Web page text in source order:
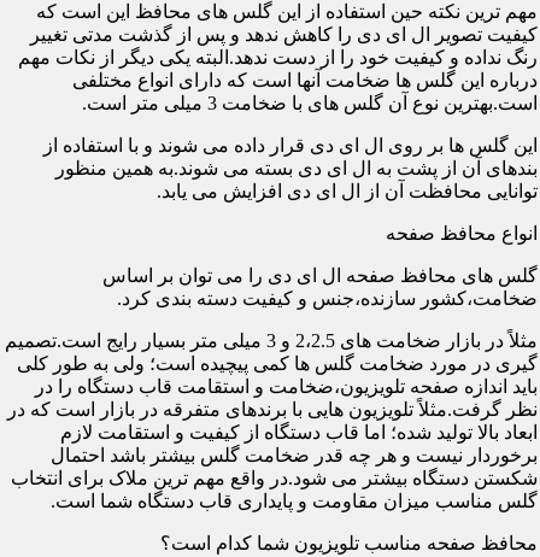
مهم ترین نکته حین استفاده از این گلس های محافظ این است که
کیفیت تصویر ال ای دی را کاهش ندهد و پس از گذشت مدتی تغییر
رنگ نداده و کیفیت خود را از دست ندهد.البته یکی دیگر از نکات مهم
درباره این گلس ها ضخامت آنها است که دارای انواع مختلفی
است.بهترین نوع آن گلس های با ضخامت 3 میلی متر است.
این گلس ها بر روی ال ای دی قرار داده می شوند و با استفاده از
بندهای آن از پشت به ال ای دی بسته می شوند.به همین منظور
توانایی محافظت آن از ال ای دی افزایش می یابد.
انواع محافظ صفحه
گلس های محافظ صفحه ال ای دی را می توان بر اساس
ضخامت،کشور سازنده،جنس و کیفیت دسته بندی کرد.
مثلاً در بازار ضخامت های 2،2.5 و 3 میلی متر بسیار رایج است.تصمیم
گیری در مورد ضخامت گلس ها کمی پیچیده است؛ ولی به طور کلی
باید اندازه صفحه تلویزیون،ضخامت و استقامت قاب دستگاه را در
نظر گرفت.مثلاً تلویزیون هایی با برندهای متفرقه در بازار است که در
ابعاد بالا تولید شده؛ اما قاب دستگاه از کیفیت و استقامت لازم
برخوردار نیست و هر چه قدر ضخامت گلس بیشتر باشد احتمال
شکستن دستگاه بیشتر می شود.در واقع مهم ترین ملاک برای انتخاب
گلس مناسب میزان مقاومت و پایداری قاب دستگاه شما است.
محافظ صفحه مناسب تلویزیون شما کدام است؟